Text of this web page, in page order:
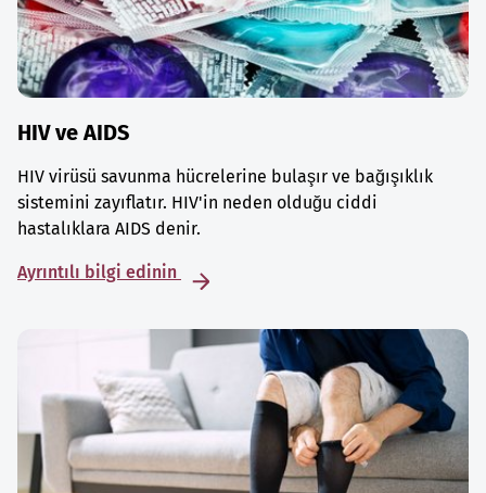
HIV ve AIDS
HIV virüsü savunma hücrelerine bulaşır ve bağışıklık
sistemini zayıflatır. HIV'in neden olduğu ciddi
hastalıklara AIDS denir.
Ayrıntılı bilgi edinin